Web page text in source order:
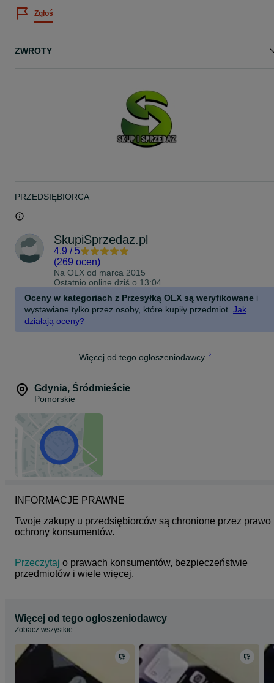
Zachęcam do zakupu!
Dla firm możliwa faktura VAT marża = 0%.
(sklep między Pizza Hut a Starbucks)
Przedmiotem sprzedaży jest piękny złoty pierścionek damski!
Wykonany w całości ze złota próby 585, wyraźnie cechowany:
- złoto 585
- żółte złoto
- praca ręczna
szerokość części ozdobnej - 11.9 mm
wysokość - 4.6 mm
Stan bardzo dobry.
Złoto 585
Waga - 3.41 gram
Rozmiar 15.5
Zgłoś
ZWROTY
PRZEDSIĘBIORCA
SkupiSprzedaz.pl
4.9 / 5
(269 ocen)
Na OLX od marca 2015
Ostatnio online dziś o 13:04
Oceny w kategoriach z Przesyłką OLX są weryfikowane i
wystawiane tylko przez osoby, które kupiły przedmiot. Jak
działają oceny?
Więcej od tego ogłoszeniodawcy
Gdynia, Śródmieście
Pomorskie
INFORMACJE PRAWNE
Twoje zakupy u przedsiębiorców są chronione przez prawo
ochrony konsumentów.
Przeczytaj o prawach konsumentów, bezpieczeństwie
przedmiotów i wiele więcej.
Więcej od tego ogłoszeniodawcy
Zobacz wszystkie